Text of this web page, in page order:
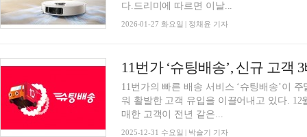
다.드리미에 따르면 이날...
2026-01-27 화요일 | 정채윤 기자
11번가 ‘슈팅배송’, 신규 고객
11번가의 빠른 배송 서비스 ‘슈팅배송’이
워 활발한 고객 유입을 이끌어내고 있다. 12
매한 고객이 전년 같은...
2025-12-31 수요일 | 박슬기 기자